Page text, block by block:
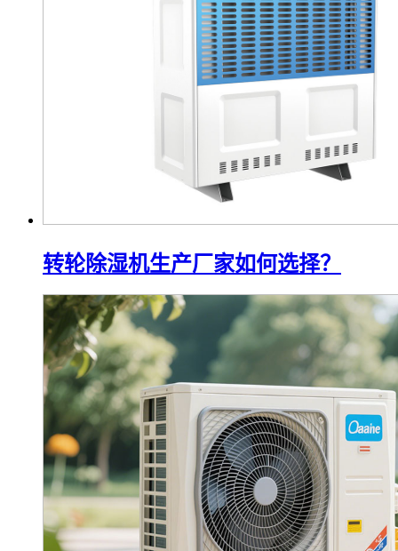
转轮除湿机生产厂家如何选择？